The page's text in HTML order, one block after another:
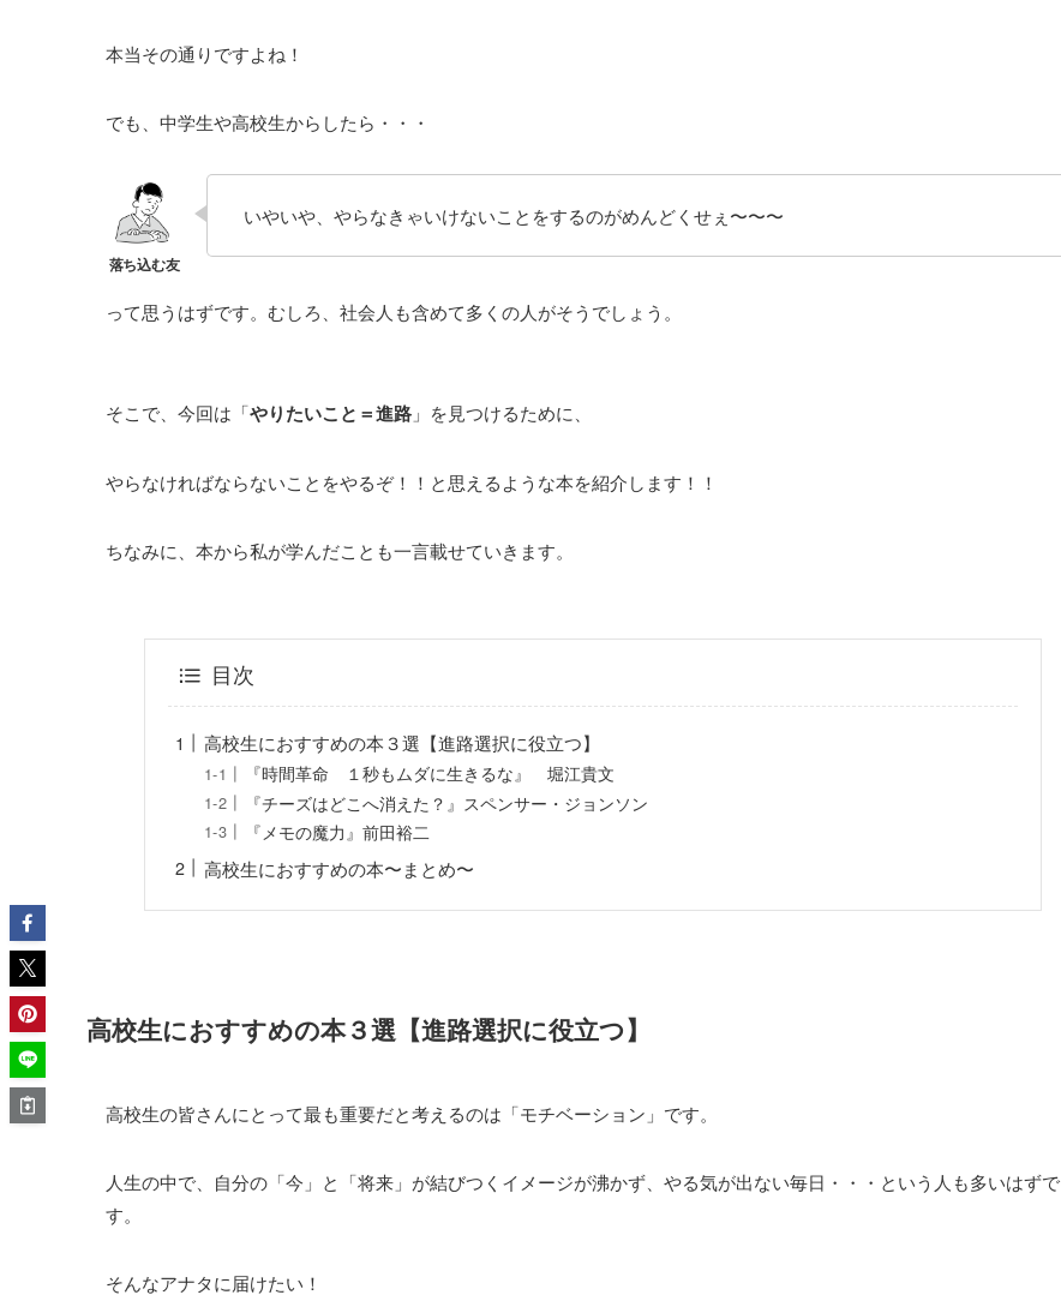
本当その通りですよね！
でも、中学生や高校生からしたら・・・
いやいや、やらなきゃいけないことをするのがめんどくせぇ〜〜〜
って思うはずです。むしろ、社会人も含めて多くの人がそうでしょう。
そこで、今回は「やりたいこと＝進路 」を見つけるために、
やらなければならないことをやるぞ！！と思えるような本を紹介します！！
ちなみに、本から私が学んだことも一言載せていきます。
目次
高校生におすすめの本３選【進路選択に役立つ】
『時間革命 １秒もムダに生きるな』 堀江貴文
『チーズはどこへ消えた？』スペンサー・ジョンソン
『メモの魔力』前田裕二
高校生におすすめの本〜まとめ〜
高校生におすすめの本３選【進路選択に役立つ】
高校生の皆さんにとって最も重要だと考えるのは「モチベーション」です。
人生の中で、自分の「今」と「将来」が結びつくイメージが沸かず、やる気が出ない毎日・・・という人も多いはずで
す。
そんなアナタに届けたい！